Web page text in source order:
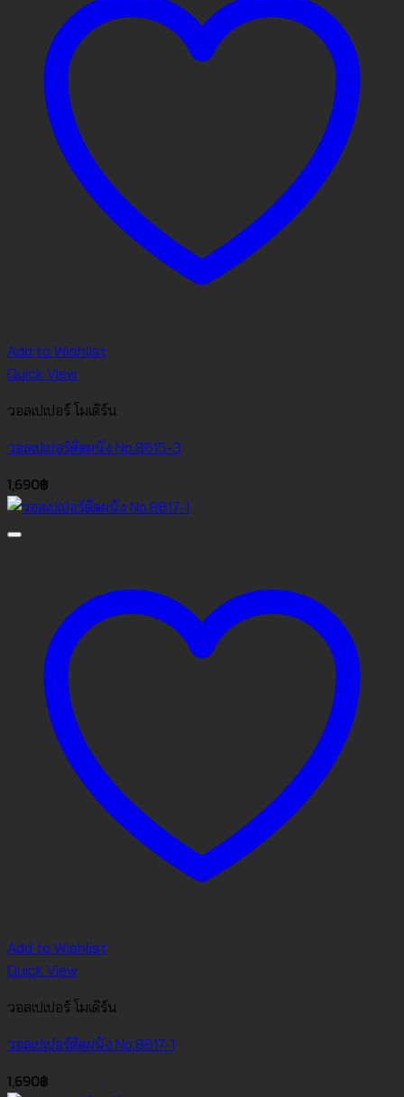
Add to Wishlist
Quick View
วอลเปเปอร์ โมเดิร์น
วอลเปเปอร์ติดผนัง No.8615-3
1,690฿
Add to Wishlist
Quick View
วอลเปเปอร์ โมเดิร์น
วอลเปเปอร์ติดผนัง No.8617-1
1,690฿